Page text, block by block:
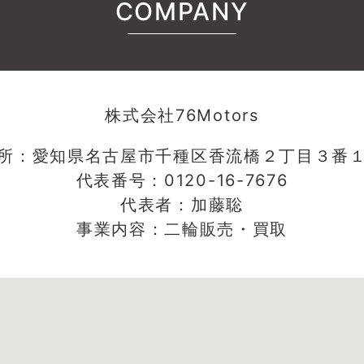
COMPANY
株式会社76Motors
：愛知県名古屋市千種区香流橋２丁目３番
代表番号：0120-16-7676
代表者：加藤聡
事業内容：二輪販売・買取